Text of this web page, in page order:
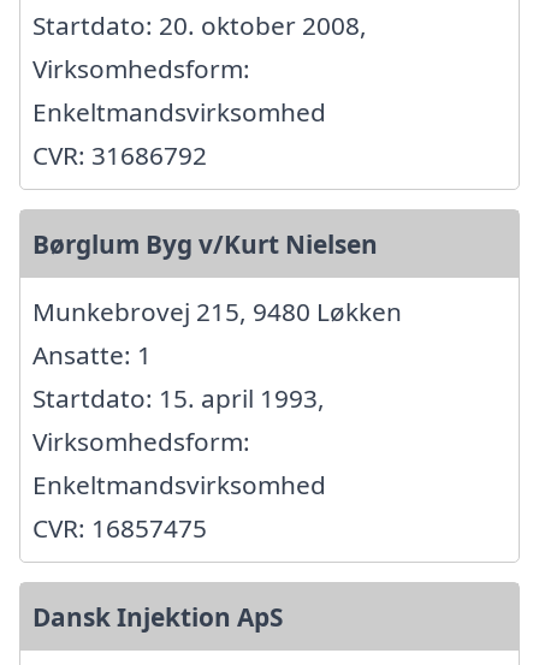
Startdato: 20. oktober 2008,
Virksomhedsform:
Enkeltmandsvirksomhed
CVR: 31686792
Børglum Byg v/Kurt Nielsen
Munkebrovej 215, 9480 Løkken
Ansatte: 1
Startdato: 15. april 1993,
Virksomhedsform:
Enkeltmandsvirksomhed
CVR: 16857475
Dansk Injektion ApS